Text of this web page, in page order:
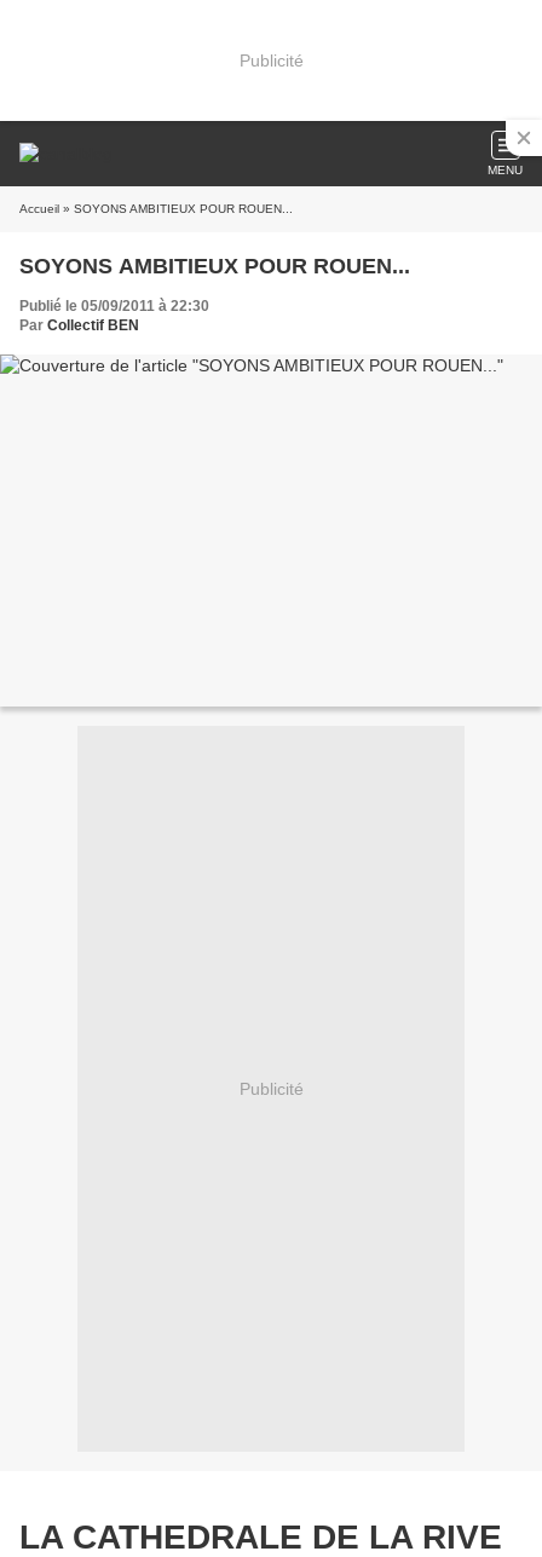
Publicité
MENU
Accueil » SOYONS AMBITIEUX POUR ROUEN...
SOYONS AMBITIEUX POUR ROUEN...
Publié le 05/09/2011 à 22:30
Par Collectif BEN
Publicité
LA CATHEDRALE DE LA RIVE